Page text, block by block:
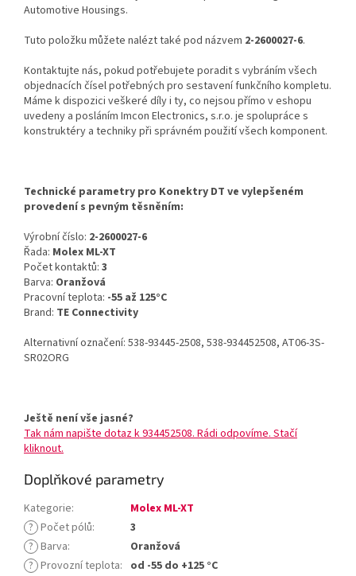
Automotive Housings.
Tuto položku můžete nalézt také pod názvem 2-2600027-6.
Kontaktujte nás, pokud potřebujete poradit s vybráním všech
objednacích čísel potřebných pro sestavení funkčního kompletu.
Máme k dispozici veškeré díly i ty, co nejsou přímo v eshopu
uvedeny a posláním Imcon Electronics, s.r.o. je spolupráce s
konstruktéry a techniky při správném použití všech komponent.
Technické parametry pro Konektry DT ve vylepšeném
provedení s pevným těsněním:
Výrobní číslo: 2-2600027-6
Řada: Molex ML-XT
Počet kontaktů: 3
Barva: Oranžová
Pracovní teplota: -55 až 125°C
Brand: TE Connectivity
Alternativní označení: 538-93445-2508, 538-934452508, AT06-3S-
SR02ORG
Ještě není vše jasné?
Tak nám napište dotaz k 934452508. Rádi odpovíme. Stačí
kliknout.
Doplňkové parametry
Kategorie:
Molex ML-XT
? Počet pólů:
3
? Barva:
Oranžová
? Provozní teplota: od -55 do +125 °C